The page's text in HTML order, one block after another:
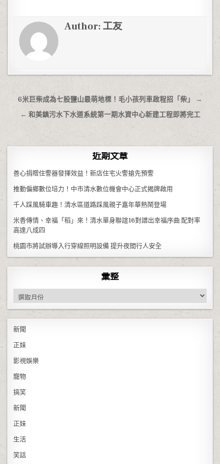
Author: 工友
文章導覽
6米巨柴成為七股鹽山最萌地標！毛小孩列車啟程招「柴」 →
← 和美鎮污水下水道系統第一期水資中心新建工程即將完工
近期文章
善心捐贈住警器發揮效益！新店住宅火警搶先預警
推動偏鄉數位培力！中市清水數位機會中心正式揭牌啟用
千人踩風騎車趣！清水區道路踩風親子嘉年華熱鬧登場
米香傳情、幸福「稻」來！清水單身聯誼16對譜出幸福序曲 配對率
高達八成四
桃園市將試辦導入行穿線照明設備 提升夜間行人安全
彙整
彙整
新聞
正妹
影視娛樂
寵物
搞笑
新聞
正妹
生活
笑話